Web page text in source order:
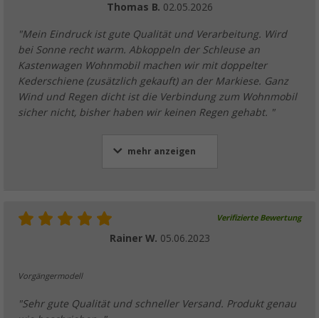
Thomas B. 02.05.2026
"Mein Eindruck ist gute Qualität und Verarbeitung. Wird
bei Sonne recht warm. Abkoppeln der Schleuse an
Kastenwagen Wohnmobil machen wir mit doppelter
Kederschiene (zusätzlich gekauft) an der Markiese. Ganz
Wind und Regen dicht ist die Verbindung zum Wohnmobil
sicher nicht, bisher haben wir keinen Regen gehabt. "
mehr anzeigen
Verifizierte Bewertung
Rainer W. 05.06.2023
Vorgängermodell
"Sehr gute Qualität und schneller Versand. Produkt genau